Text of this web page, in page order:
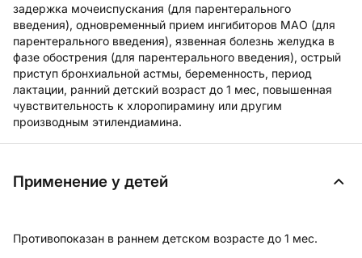
задержка мочеиспускания (для парентерального
введения), одновременный прием ингибиторов МАО (для
парентерального введения), язвенная болезнь желудка в
фазе обострения (для парентерального введения), острый
приступ бронхиальной астмы, беременность, период
лактации, ранний детский возраст до 1 мес, повышенная
чувствительность к хлоропирамину или другим
производным этилендиамина.
Применение у детей
Противопоказан в раннем детском возрасте до 1 мес.